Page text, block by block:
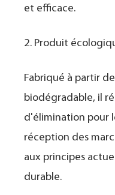
et efficace.
2. Produit
Fabriqué à partir
biodégradable, il
d'élimination pour
réception des
aux principes
durable.